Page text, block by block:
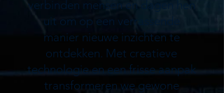
verbinden mensen en dagen hen
uit om op een verrassende
manier nieuwe inzichten te
ontdekken. Met creatieve
technologie en een frisse aanpak
transformeren we gewone